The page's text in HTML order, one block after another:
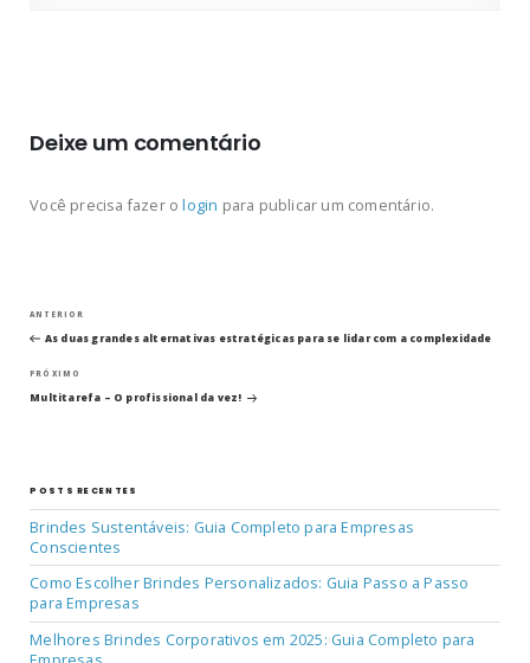
Deixe um comentário
Você precisa fazer ologin para publicar um comentário.
Navegação
de
Post
Post
anterior
ANTERIOR
As duas grandes alternativas estratégicas para se lidar com a complexidade
Próximo
post
PRÓXIMO
Multitarefa – O profissional da vez!
POSTS RECENTES
Brindes Sustentáveis: Guia Completo para Empresas
Conscientes
Como Escolher Brindes Personalizados: Guia Passo a Passo
para Empresas
Melhores Brindes Corporativos em 2025: Guia Completo para